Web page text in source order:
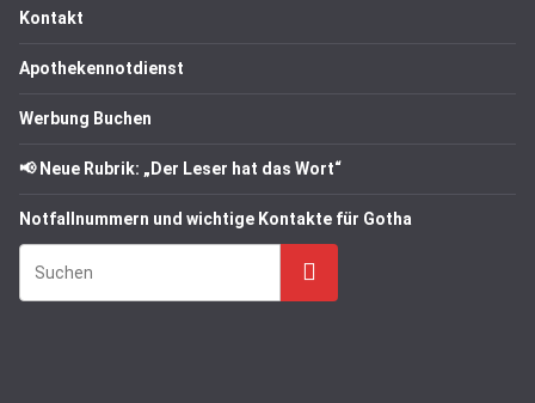
Kontakt
Apothekennotdienst
Werbung Buchen
📢 Neue Rubrik: „Der Leser hat das Wort“
Notfallnummern und wichtige Kontakte für Gotha
Suchen